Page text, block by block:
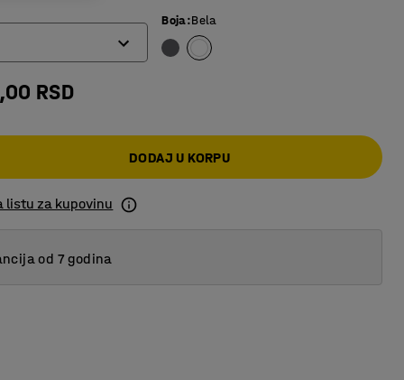
Boja:Bela
RSD
DODAJ U KORPU
listu za kupovinu
od 7 godina